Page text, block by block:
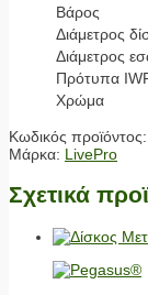
Βάρος
Διάμετρος
Διάμετρος
Πρότυπα
Χρώμα
Κωδικός προϊόντος:
Μάρκα: LivePro
Σχετικά